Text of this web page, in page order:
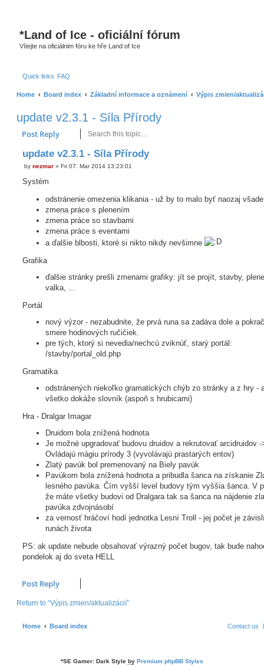
*Land of Ice - oficiální fórum
Vítejte na oficiálnim fóru ke hře Land of Ice
Quick links FAQ
Home Board index Základní informace a oznámení Výpis zmien/
update v2.3.1 - Síla Přírody
Post Reply
update v2.3.1 - Síla Přírody
P
s
by nezmar » Fri 07. Mar 2014 13:23:01
Systém
odstránenie omezenia klikania - už by to malo byť naozaj
zmena práce s plenením
zmena práce so stavbami
zmena práce s eventami
a ďalšie blbosti, ktoré si nikto nikdy nevšimne
Grafika
ďalšie stránky prešli zmenami grafiky: jít se projít, stavby,
valka, ...
Portál
nový výzor - nezabudnite, že prvá runa sa zadáva dole a
smere hodinových ručičiek.
pre tých, ktorý si nevedia/nechcú zviknúť, starý portál:
/stavby/portal_old.php
Gramatika
odstránených niekoľko gramatických chýb zo stránky a z hry -
všetko dokáže slovník (aspoň s hrubicami)
Hra - Dralgar Imagar
Druidom bola znížená hodnota
Je možné upgradovať budovu druidov a rekrutovať arcidruidov -
Ovládajú mágiu prírody 3 (vyvolávajú prastarých entov)
Zlatý pavúk bol premenovaný na Biely pavúk
Pavúkom bola znížená hodnota a pribudla šanca na získanie
lesného pavúka. Čím vyšší level budovy tým vyššia šanca. V
že máte všetky budovi od Dralgara tak sa šanca na nájdenie
pavúka zdvojnásobí
za vernosť hráčoví hodí jednotka Lesní Troll - jej počet je
runách života
PS: ak update nebude obsahovať výrazný počet bugov, tak bude
pondelok aj do sveta HELL
Post Reply
Return to “Výpis zmien/aktualizácií”
Home Board index Contact us
*SE Gamer: Dark Style by Premium phpBB Styles